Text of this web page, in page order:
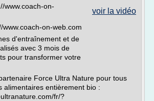
voir la vidéo
www.coach-on-
www.coach-on-web.com
d'entraînement et de
avec 3 mois de
pour transformer votre
Force Ultra Nature pour tous
alimentaires entièrement bio :
fr/?